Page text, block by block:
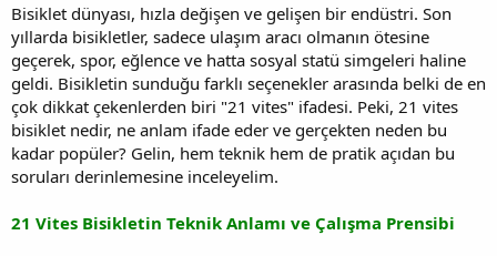
a
n
i
h
i
Bisiklet dünyası, hızla değişen ve gelişen bir endüstri. Son
yıllarda bisikletler, sadece ulaşım aracı olmanın ötesine
geçerek, spor, eğlence ve hatta sosyal statü simgeleri haline
geldi. Bisikletin sunduğu farklı seçenekler arasında belki de en
çok dikkat çekenlerden biri "21 vites" ifadesi. Peki, 21 vites
bisiklet nedir, ne anlam ifade eder ve gerçekten neden bu
kadar popüler? Gelin, hem teknik hem de pratik açıdan bu
soruları derinlemesine inceleyelim.
21 Vites Bisikletin Teknik Anlamı ve Çalışma Prensibi